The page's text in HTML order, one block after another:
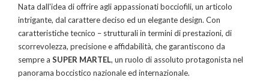
Nata dall'idea di offrire agli appassionati bocciofili, un articolo
intrigante, dal carattere deciso ed un elegante design. Con
caratteristiche tecnico – strutturali in termini di prestazioni, di
scorrevolezza, precisione e affidabilità, che garantiscono da
sempre a SUPER MARTEL, un ruolo di assoluto protagonista nel
panorama boccistico nazionale ed internazionale.